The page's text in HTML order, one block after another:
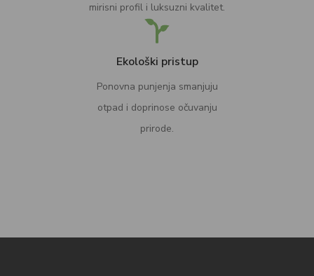
mirisni profil i luksuzni kvalitet.
Ekološki pristup
Ponovna punjenja smanjuju
otpad i doprinose očuvanju
prirode.